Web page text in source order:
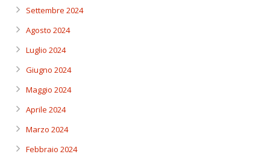
Settembre 2024
Agosto 2024
Luglio 2024
Giugno 2024
Maggio 2024
Aprile 2024
Marzo 2024
Febbraio 2024